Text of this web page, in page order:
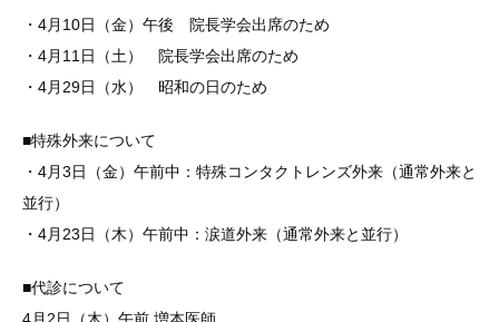
・4月10日（金）午後 院長学会出席のため
・4月11日（土） 院長学会出席のため
・4月29日（水） 昭和の日のため
■特殊外来について
・4月3日（金）午前中：特殊コンタクトレンズ外来（通常外来と
並行）
・4月23日（木）午前中：涙道外来（通常外来と並行）
■代診について